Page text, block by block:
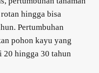
hingga bisa
Pertumbuhan
pohon kayu yang
20 hingga 30 tahun